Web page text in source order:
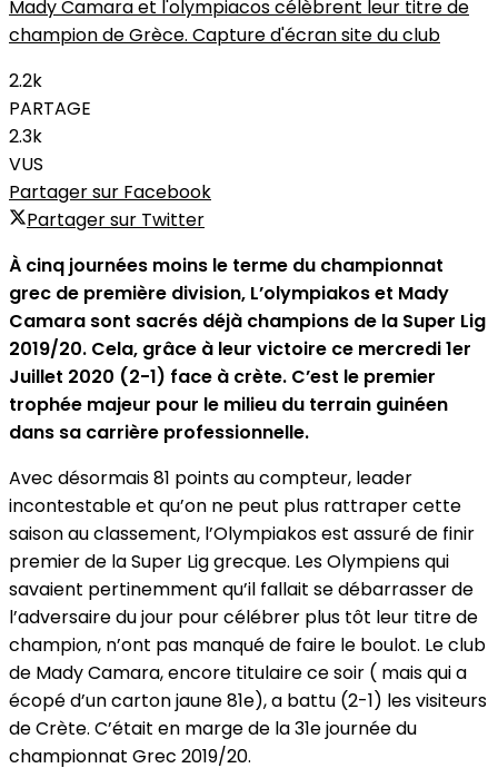
Mady Camara et l'olympiacos célèbrent leur titre de
champion de Grèce. Capture d'écran site du club
2.2k
PARTAGE
2.3k
VUS
Partager sur Facebook
Partager sur Twitter
À cinq journées moins le terme du championnat
grec de première division, L’olympiakos et Mady
Camara sont sacrés déjà champions de la Super Lig
2019/20. Cela, grâce à leur victoire ce mercredi 1er
Juillet 2020 (2-1) face à crète. C’est le premier
trophée majeur pour le milieu du terrain guinéen
dans sa carrière professionnelle.
Avec désormais 81 points au compteur, leader
incontestable et qu’on ne peut plus rattraper cette
saison au classement, l’Olympiakos est assuré de finir
premier de la Super Lig grecque. Les Olympiens qui
savaient pertinemment qu’il fallait se débarrasser de
l’adversaire du jour pour célébrer plus tôt leur titre de
champion, n’ont pas manqué de faire le boulot. Le club
de Mady Camara, encore titulaire ce soir ( mais qui a
écopé d’un carton jaune 81e), a battu (2-1) les visiteurs
de Crète. C’était en marge de la 31e journée du
championnat Grec 2019/20.